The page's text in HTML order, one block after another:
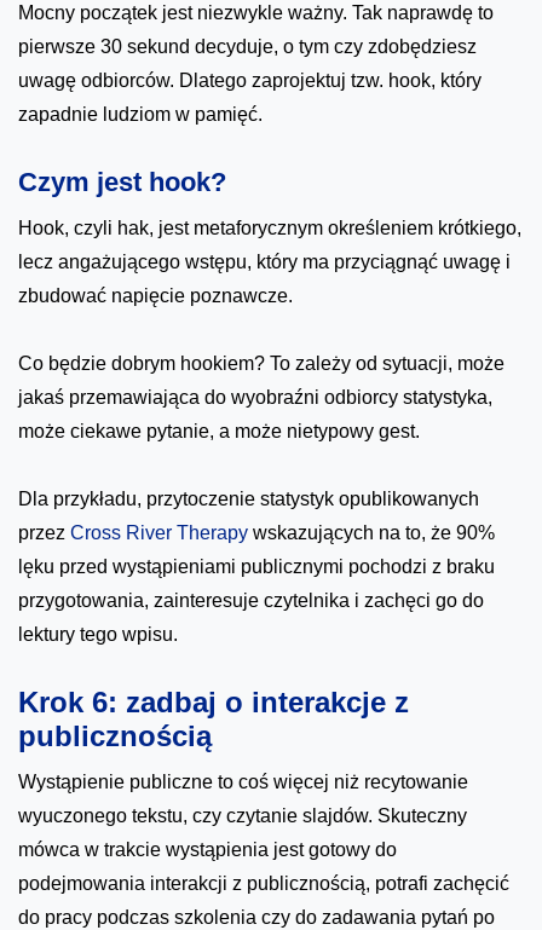
Mocny początek jest niezwykle ważny. Tak naprawdę to
pierwsze 30 sekund decyduje, o tym czy zdobędziesz
uwagę odbiorców. Dlatego zaprojektuj tzw. hook, który
zapadnie ludziom w pamięć.
Czym jest hook?
Hook, czyli hak, jest metaforycznym określeniem krótkiego,
lecz angażującego wstępu, który ma przyciągnąć uwagę i
zbudować napięcie poznawcze.
Co będzie dobrym hookiem? To zależy od sytuacji, może
jakaś przemawiająca do wyobraźni odbiorcy statystyka,
może ciekawe pytanie, a może nietypowy gest.
Dla przykładu, przytoczenie statystyk opublikowanych
przez Cross River Therapy wskazujących na to, że 90%
lęku przed wystąpieniami publicznymi pochodzi z braku
przygotowania, zainteresuje czytelnika i zachęci go do
lektury tego wpisu.
Krok 6: zadbaj o interakcje z
publicznością
Wystąpienie publiczne to coś więcej niż recytowanie
wyuczonego tekstu, czy czytanie slajdów. Skuteczny
mówca w trakcie wystąpienia jest gotowy do
podejmowania interakcji z publicznością, potrafi zachęcić
do pracy podczas szkolenia czy do zadawania pytań po